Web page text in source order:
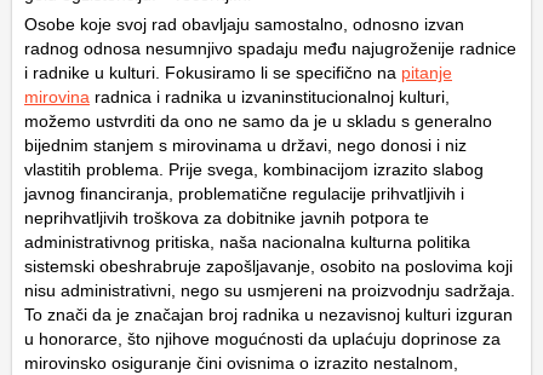
Osobe koje svoj rad obavljaju samostalno, odnosno izvan
radnog odnosa nesumnjivo spadaju među najugroženije radnice
i radnike u kulturi. Fokusiramo li se specifično na pitanje
mirovina radnica i radnika u izvaninstitucionalnoj kulturi,
možemo ustvrditi da ono ne samo da je u skladu s generalno
bijednim stanjem s mirovinama u državi, nego donosi i niz
vlastitih problema. Prije svega, kombinacijom izrazito slabog
javnog financiranja, problematične regulacije prihvatljivih i
neprihvatljivih troškova za dobitnike javnih potpora te
administrativnog pritiska, naša nacionalna kulturna politika
sistemski obeshrabruje zapošljavanje, osobito na poslovima koji
nisu administrativni, nego su usmjereni na proizvodnju sadržaja.
To znači da je značajan broj radnika u nezavisnoj kulturi izguran
u honorarce, što njihove mogućnosti da uplaćuju doprinose za
mirovinsko osiguranje čini ovisnima o izrazito nestalnom,